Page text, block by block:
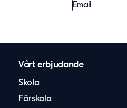
Email
Vårt erbjudande
Skola
Förskola